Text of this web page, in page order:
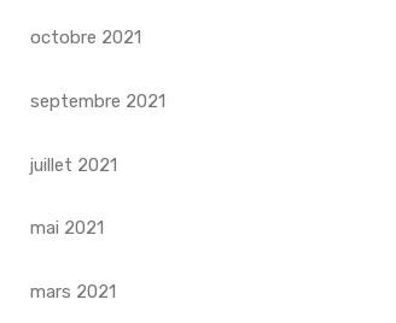
octobre 2021
septembre 2021
juillet 2021
mai 2021
mars 2021